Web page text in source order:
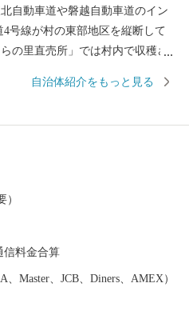
自動車道や磐越自動車道のイン
号線が村の東部地区を縦断して
の里直売所」では村内で収穫さ
良山を源流とする安達太良川、百
ねの「い」は「居」で家を、
を意味しています。 屋敷を取り
を考慮した先人の知恵になりま
の美しさから、2014年に「日本
たしました。
自治体紹介をもっと見る
）
信料金合算
Master、JCB、Diners、AMEX）